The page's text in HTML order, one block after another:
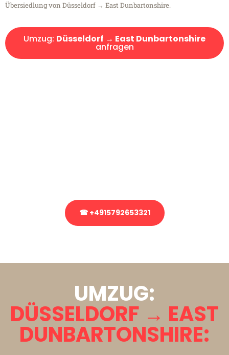
Übersiedlung von Düsseldorf → East Dunbartonshire.
Umzug: Düsseldorf → East Dunbartonshire
anfragen
☎ +4915792653321
UMZUG:
DÜSSELDORF → EAST
DUNBARTONSHIRE: